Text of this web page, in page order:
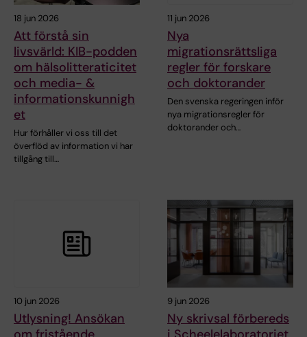
18 jun 2026
Att förstå sin
livsvärld: KIB-podden
om hälsolitteraticitet
och media- &
informationskunnigh
et
Hur förhåller vi oss till det
överflöd av information vi har
tillgång till…
11 jun 2026
Nya
migrationsrättsliga
regler för forskare
och doktorander
Den svenska regeringen inför
nya migrationsregler för
doktorander och…
10 jun 2026
Utlysning! Ansökan
9 jun 2026
Ny skrivsal förbereds